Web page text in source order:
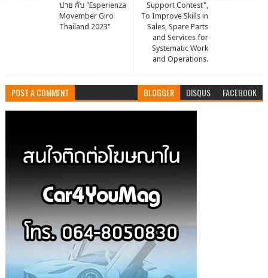
Support Contest",
To Improve Skills in
Sales, Spare Parts
and Services for
Systematic Work
and Operations.
ปาย กับ "Esperienza
Movember Giro
Thailand 2023"
POST A COMMENT BLOGGER DISQUS FACEBOOK